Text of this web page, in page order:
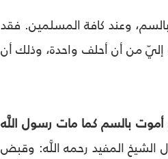
وعند كافة المسلمين. فقد
من أن أحلف واحدة، وذلك أن
بالسم كما مات رسول اللَّه
الشيخ المفيد رحمه اللَّه: وقبض